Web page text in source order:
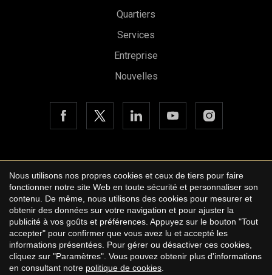
Quartiers
Services
Entreprise
Nouvelles
Avis légal
Politique de confidentialité
Cookie Policy
byiEstrategic
Nous utilisons nos propres cookies et ceux de tiers pour faire
fonctionner notre site Web en toute sécurité et personnaliser son
contenu. De même, nous utilisons des cookies pour mesurer et
obtenir des données sur votre navigation et pour ajuster la
publicité à vos goûts et préférences. Appuyez sur le bouton "Tout
accepter" pour confirmer que vous avez lu et accepté les
informations présentées. Pour gérer ou désactiver ces cookies,
cliquez sur "Paramètres". Vous pouvez obtenir plus d'informations
en consultant notre politique de cookies
Enregistrer les paramètres